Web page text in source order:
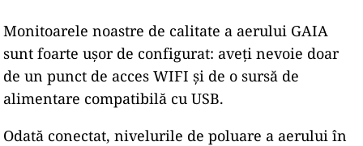
Monitoarele noastre de calitate a aerului GAIA
sunt foarte ușor de configurat: aveți nevoie doar
de un punct de acces WIFI și de o sursă de
alimentare compatibilă cu USB.
Odată conectat, nivelurile de poluare a aerului în